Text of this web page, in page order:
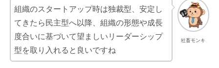
社畜モンキ
組織のスタートアップ時は独裁型、安定し
てきたら民主型へ以降、組織の形態や成長
度合いに基づいて望ましいリーダーシップ
型を取り入れると良いですね